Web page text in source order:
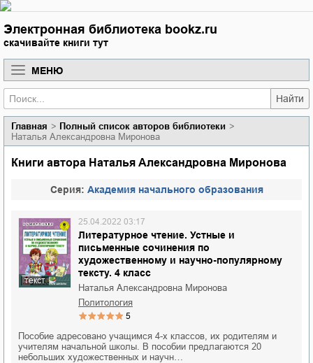
Электронная библиотека bookz.ru
скачивайте книги тут
МЕНЮ
Найти
Главная
Полный список авторов библиотеки
Наталья Александровна Миронова
Книги автора Наталья Александровна Миронова
Cерия: Академия начального образования
текст
Литературное чтение. Устные и
письменные сочинения по
художественному и научно-популярному
тексту. 4 класс
25.04.2022 03:17
Наталья Александровна Миронова
политология
5
Пособие адресовано учащимся 4-х классов, их родителям и
учителям начальной школы. В пособии предлагаются 20
небольших художественных и научн…